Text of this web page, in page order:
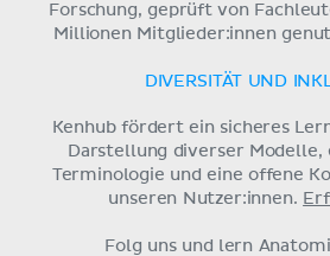
Forschung, geprüft von
Millionen Mitglieder:innen
DIVERSITÄT UND
Kenhub fördert ein sicheres
Darstellung diverser
Terminologie und eine offene
unseren Nutzer:innen.
Folg uns und lern